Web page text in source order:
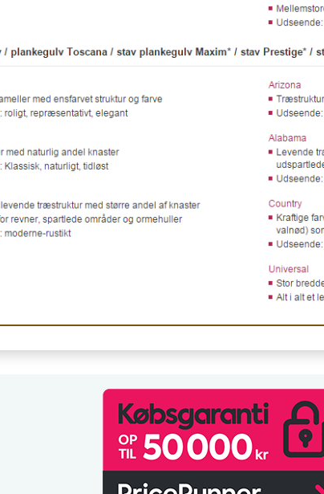
29,00 DKK prm2
Se produktet
24,00 DKK
Læg i kurv